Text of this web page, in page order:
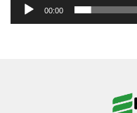
00:00